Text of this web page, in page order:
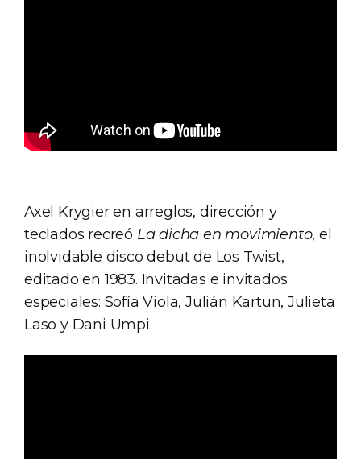
Axel Krygier en arreglos, dirección y
teclados recreó La dicha en movimiento, el
inolvidable disco debut de Los Twist,
editado en 1983. Invitadas e invitados
especiales: Sofía Viola, Julián Kartun, Julieta
Laso y Dani Umpi.